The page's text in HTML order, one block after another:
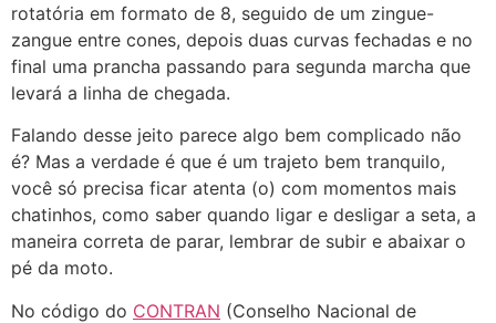
rotatória em formato de 8, seguido de um zingue-
zangue entre cones, depois duas curvas fechadas e no
final uma prancha passando para segunda marcha que
levará a linha de chegada.
Falando desse jeito parece algo bem complicado não
é? Mas a verdade é que é um trajeto bem tranquilo,
você só precisa ficar atenta (o) com momentos mais
chatinhos, como saber quando ligar e desligar a seta, a
maneira correta de parar, lembrar de subir e abaixar o
pé da moto.
No código do CONTRAN (Conselho Nacional de